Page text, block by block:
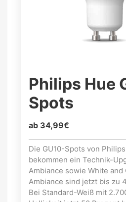
Philips Hue
Spots
ab 34,99€
Die GU10-Spots von
bekommen ein Technik-
Ambiance sowie White and
Ambiance sind jetzt bis zu
Bei Standard-Weiß mit